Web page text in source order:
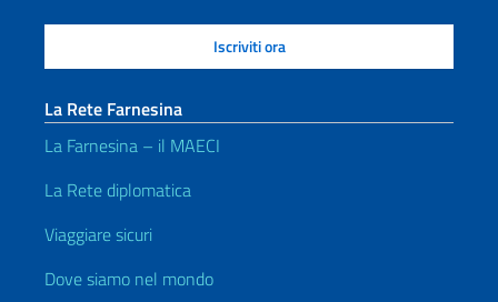
La Rete Farnesina
La Farnesina – il MAECI
La Rete diplomatica
Viaggiare sicuri
Dove siamo nel mondo